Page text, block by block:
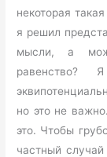
некоторая
я решил
мысли, а
но это не
это. Чтобы
частный